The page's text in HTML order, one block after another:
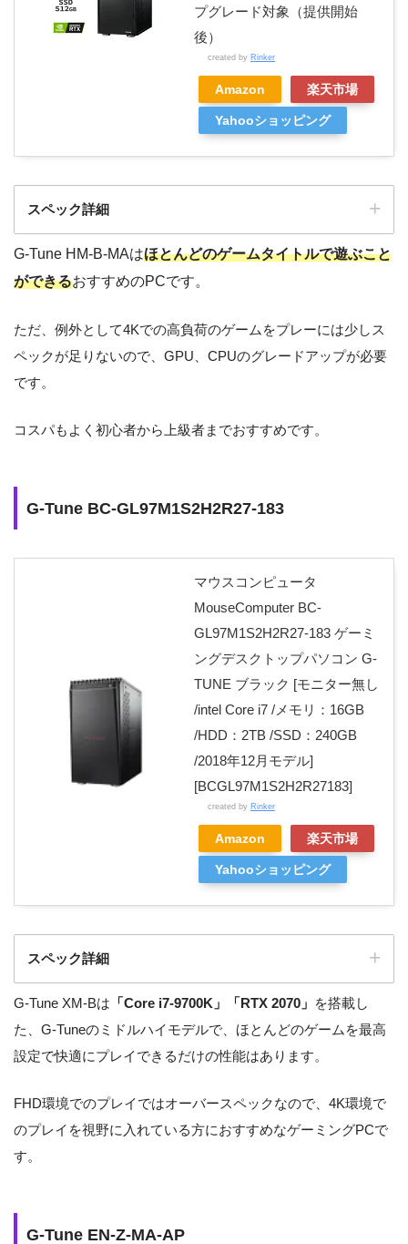
プグレード対象（提供開始
後）
created by Rinker
Amazon 楽天市場
Yahooショッピング
スペック詳細
インテル® Core™ i7-10700F プ
GPU
NVIDIA GeForce RTX™ 3060 Ti
–
201,800円 (税込)
G-Tune HM-B-MAはほとんどのゲームタイトルで遊ぶこと
ができるおすすめのPCです。
ただ、例外として4Kでの高負荷のゲームをプレーには少しス
ペックが足りないので、GPU、CPUのグレードアップが必要
です。
コスパもよく初心者から上級者までおすすめです。
G-Tune BC-GL97M1S2H2R27-183
マウスコンピュータ
MouseComputer BC-
GL97M1S2H2R27-183 ゲーミ
ングデスクトップパソコン G-
TUNE ブラック [モニター無し
/intel Core i7 /メモリ：16GB
/HDD：2TB /SSD：240GB
/2018年12月モデル]
[BCGL97M1S2H2R27183]
created by Rinker
Amazon 楽天市場
Yahooショッピング
スペック詳細
製品名
3
GPU
G-Tune XM-Bは 「Core i7-9700K」「RTX 2070」 を搭載し
た、G-Tuneのミドルハイモデルで、ほとんどのゲームを最高
設定で快適にプレイできるだけの性能はあります。
FHD環境でのプレイではオーバースペックなので、4K環境で
のプレイを視野に入れている方におすすめなゲーミングPCで
す。
G-Tune EN-Z-MA-AP